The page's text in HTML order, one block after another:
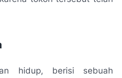
hidup, berisi sebuah